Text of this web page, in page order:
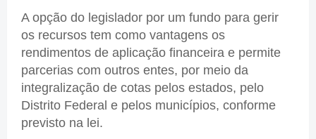
A opção do legislador por um fundo para gerir
os recursos tem como vantagens os
rendimentos de aplicação financeira e permite
parcerias com outros entes, por meio da
integralização de cotas pelos estados, pelo
Distrito Federal e pelos municípios, conforme
previsto na lei.